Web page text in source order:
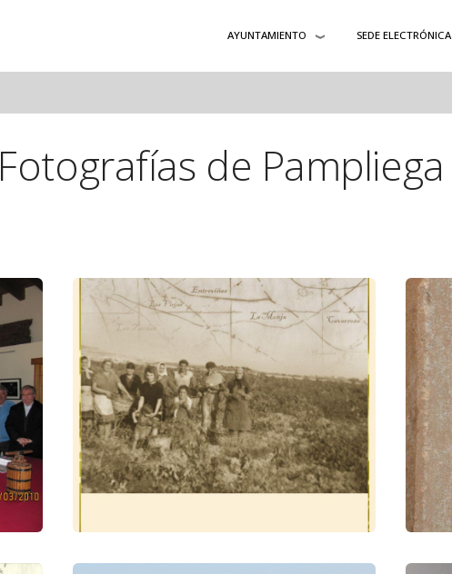
AYUNTAMIENTO SEDE ELECTRÓNICA
Fotografías de Pampliega